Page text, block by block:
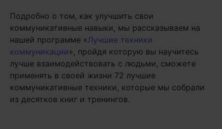
Подробно о том, как улучшить свои
коммуникативные навыки, мы рассказываем на
нашей программе «Лучшие техники
коммуникации», пройдя которую вы научитесь
лучше взаимодействовать с людьми, сможете
применять в своей жизни 72 лучшие
коммуникативные техники, которые мы собрали
из десятков книг и тренингов.